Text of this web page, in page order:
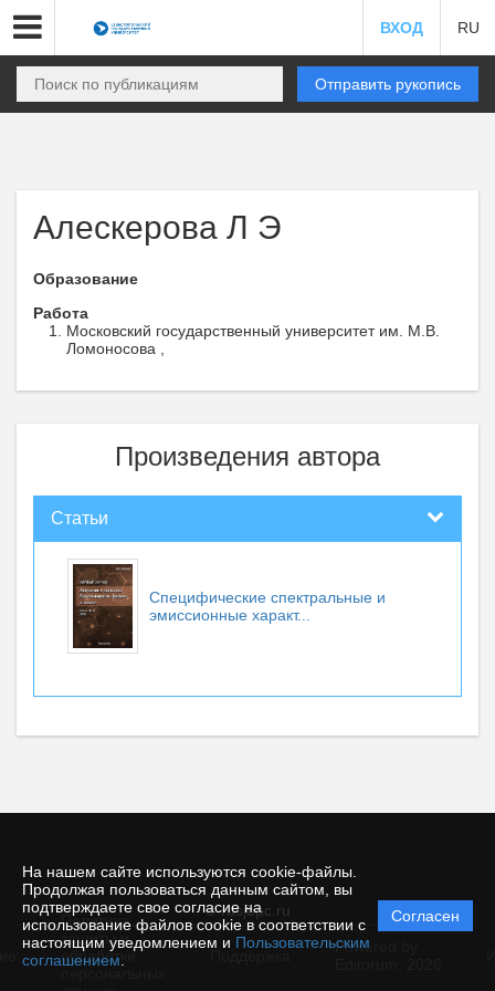
На нашем сайте используются cookie-файлы.
Продолжая пользоваться данным сайтом, вы
подтверждаете свое согласие на
использование файлов cookie в соответствии с
настоящим уведомлением и Пользовательским
соглашением
Согласен
ВХОД RU
Отправить рукопись
Алескерова Л Э
Образование
Работа
Московский государственный университет им. М.В.
Ломоносова ,
Произведения автора
Статьи
Специфические спектральные и
эмиссионные характ...
© rusjbpc.ru
Политика
защиты и
обработки
Powered by